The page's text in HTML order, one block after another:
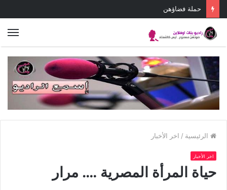
يوم واحد نضال واحد
الرئيسية / اخر الأخبار
اخر الأخبار
حياة المرأة المصرية …. مرار